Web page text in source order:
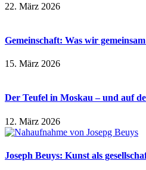
22. März 2026
Gemeinschaft: Was wir
15. März 2026
Der Teufel in Moskau – und auf
12. März 2026
Joseph Beuys: Kunst als